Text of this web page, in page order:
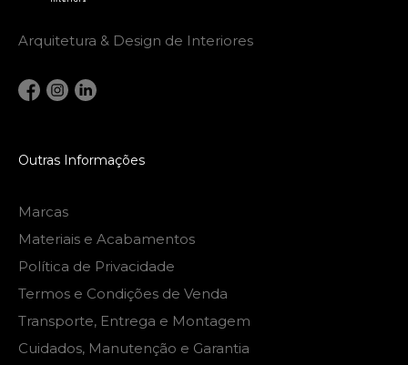
Arquitetura & Design de Interiores
Outras Informações
Marcas
Materiais e Acabamentos
Política de Privacidade
Termos e Condições de Venda
Transporte, Entrega e Montagem
Cuidados, Manutenção e Garantia